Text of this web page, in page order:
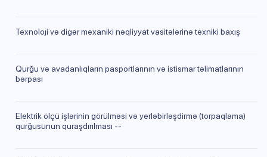
Texnoloji və digər mexaniki nəqliyyat vasitələrinə texniki baxış
Qurğu və avadanlıqların pasportlarının və istismar təlimatlarının
bərpası
Elektrik ölçü işlərinin görülməsi və yerləbirləşdirmə (torpaqlama)
qurğusunun quraşdırılması --